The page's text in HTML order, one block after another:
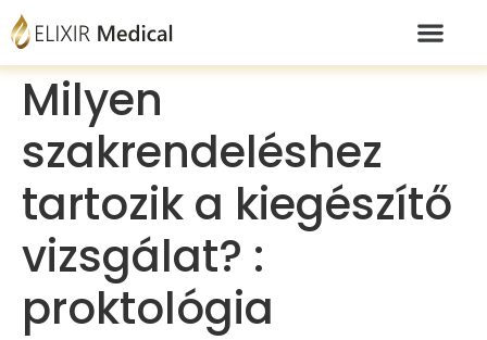
Milyen
szakrendeléshez
tartozik a kiegészítő
vizsgálat? :
proktológia